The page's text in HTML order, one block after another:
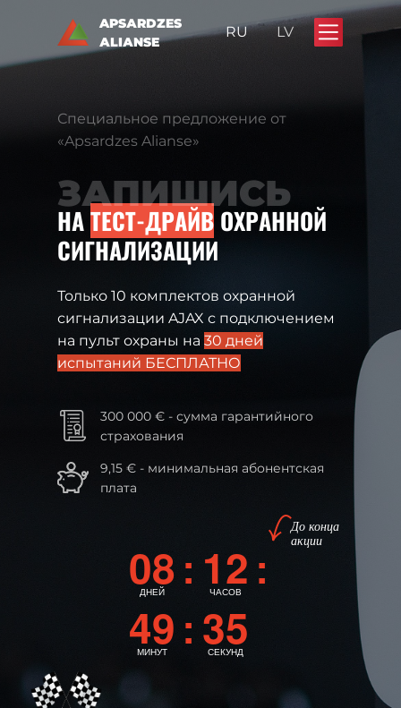
APSАRDZES
АLIАNSE
RU LV
НАТЕСТ-ДРАЙВ ОХРАННОЙ
СИГНАЛИЗАЦИИ
Только 10 комплектов охранной
сигнализации AJAX с подключением
на пульт охраны на 30 дней
испытаний БЕСПЛАТНО
ЗАПИШИСЬ
Специальное предложение от
«Apsardzes Alianse»
9,15 € - минимальная абонентская
плата
300 000 € - сумма гарантийного
страхования
До конца
акции
08:
ДНЕЙ 12:
ЧАСОВ
49:
МИНУТ 33
СЕКУНДЫ